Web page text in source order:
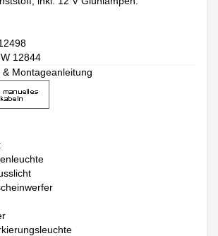
12844
Montageanleitung